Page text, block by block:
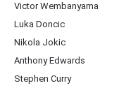
Victor Wembanyama
Luka Doncic
Nikola Jokic
Anthony Edwards
Stephen Curry